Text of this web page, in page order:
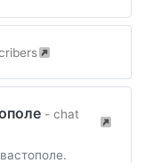
- chat